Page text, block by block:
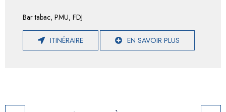
Bar tabac, PMU, FDJ
ITINÉRAIRE EN SAVOIR PLUS